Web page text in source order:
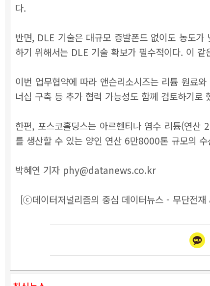
다.
반면, DLE 기술은 대규모 증발폰드 없이도 농도
하기 위해서는 DLE 기술 확보가 필수적이다. 이
이번 업무협약에 따라 앤슨리소시즈는 리튬 원료
너십 구축 등 추가 협력 가능성도 함께 검토하기로
한편, 포스코홀딩스는 아르헨티나 염수 리튬(연
를 생산할 수 있는 양인 연산 6만8000톤 규모의
박혜연 기자 phy@datanews.co.kr
[ⓒ데이터저널리즘의 중심 데이터뉴스 - 무단전